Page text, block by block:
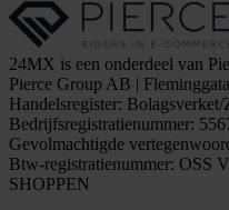
24MX is een onderdeel van
Pierce Group AB |
Handelsregister:
Bedrijfsregistratienummer:
Gevolmachtigde
Btw-registratienummer: OSS
SHOPPEN